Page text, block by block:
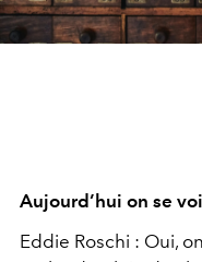
Aujourd’hui on se
Eddie Roschi : Oui,